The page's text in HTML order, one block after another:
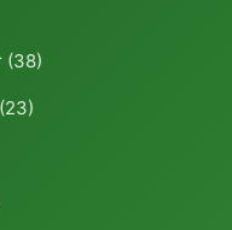
(38)
(23)